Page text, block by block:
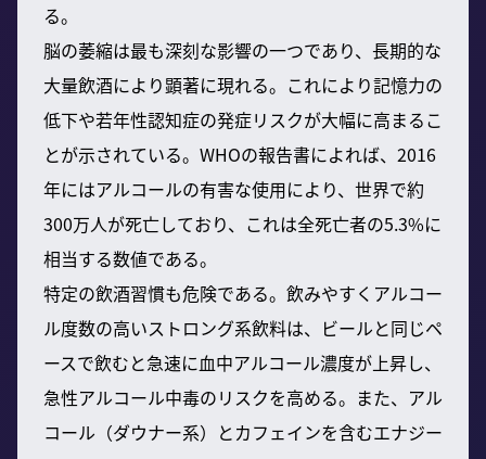
る。
脳の萎縮は最も深刻な影響の一つであり、長期的な
大量飲酒により顕著に現れる。これにより記憶力の
低下や若年性認知症の発症リスクが大幅に高まるこ
とが示されている。WHOの報告書によれば、2016
年にはアルコールの有害な使用により、世界で約
300万人が死亡しており、これは全死亡者の5.3%に
相当する数値である。
特定の飲酒習慣も危険である。飲みやすくアルコー
ル度数の高いストロング系飲料は、ビールと同じペ
ースで飲むと急速に血中アルコール濃度が上昇し、
急性アルコール中毒のリスクを高める。また、アル
コール（ダウナー系）とカフェインを含むエナジー